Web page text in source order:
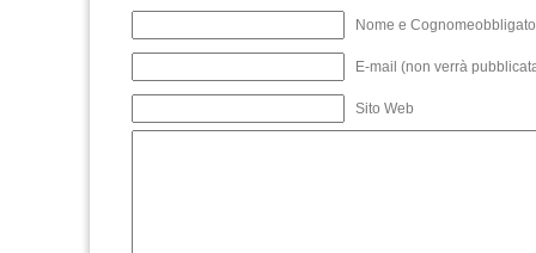
Nome e
E-mail (non verrà
Sito Web